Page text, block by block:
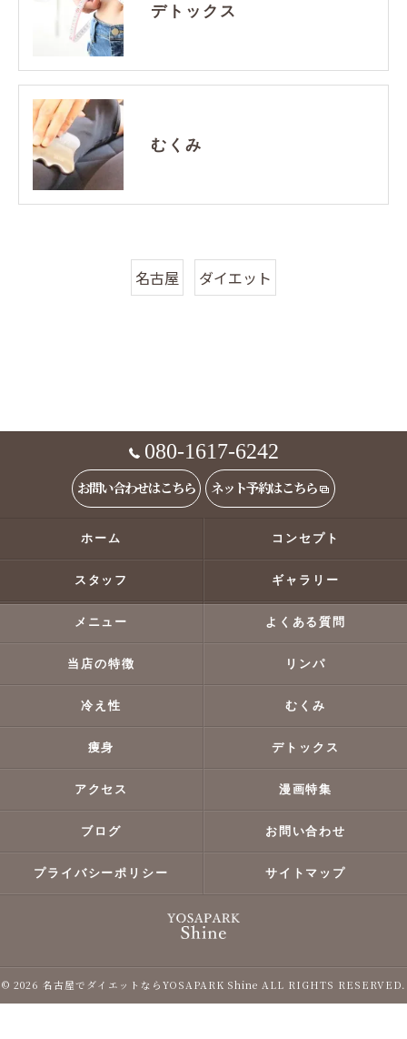
デトックス
むくみ
名古屋 ダイエット
080-1617-6242
お問い合わせはこちら ネット予約はこちら
ホーム コンセプト
スタッフ ギャラリー
メニュー よくある質問
当店の特徴 リンパ
冷え性 むくみ
痩身 デトックス
アクセス 漫画特集
ブログ お問い合わせ
プライバシーポリシー サイトマップ
© 2026 名古屋でダイエットならYOSAPARK Shine ALL RIGHTS RESERVED.